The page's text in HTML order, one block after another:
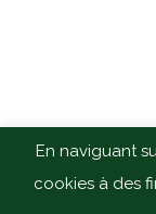
En naviguant
cookies à des